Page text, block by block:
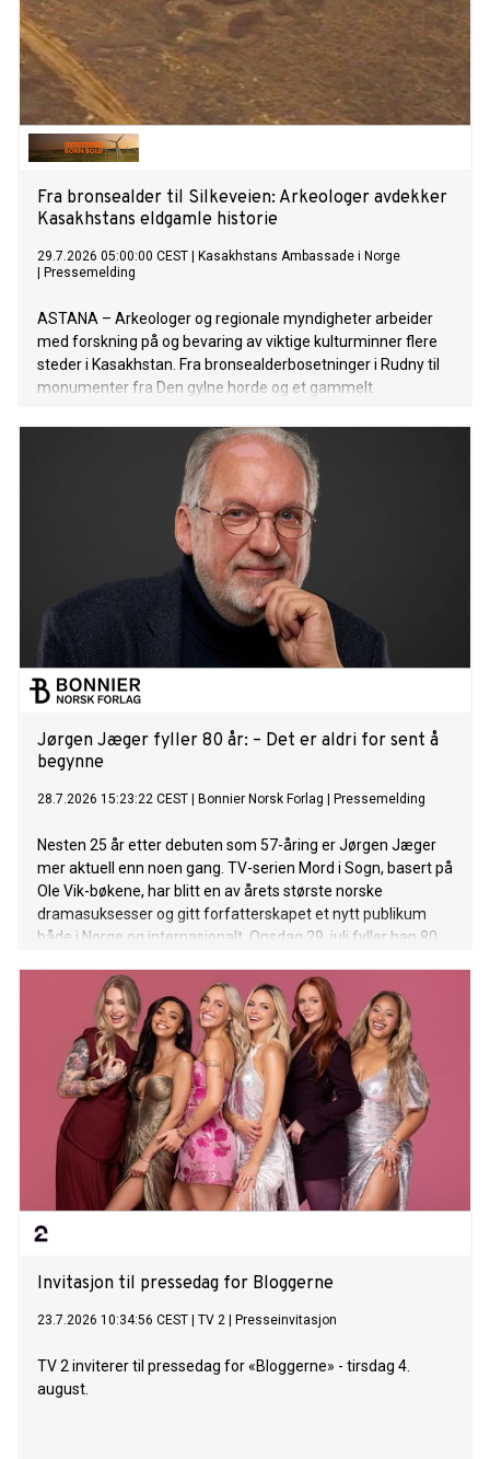
Fra bronsealder til Silkeveien: Arkeologer avdekker
Kasakhstans eldgamle historie
29.7.2026 05:00:00 CEST
Kasakhstans Ambassade i Norge
Pressemelding
ASTANA – Arkeologer og regionale myndigheter arbeider
med forskning på og bevaring av viktige kulturminner flere
steder i Kasakhstan. Fra bronsealderbosetninger i Rudny til
monumenter fra Den gylne horde og et gammelt
kunnskap om landets arkeologiske arv og bidrar til langsiktig
Jørgen Jæger fyller 80 år: – Det er aldri for sent å
begynne
28.7.2026 15:23:22 CEST Bonnier Norsk Forlag Pressemelding
Nesten 25 år etter debuten som 57-åring er Jørgen Jæger
mer aktuell enn noen gang. TV-serien Mord i Sogn, basert på
Ole Vik-bøkene, har blitt en av årets største norske
dramasuksesser og gitt forfatterskapet et nytt publikum
både i Norge og internasjonalt. Onsdag 29. juli fyller han 80
Invitasjon til pressedag for Bloggerne
23.7.2026 10:34:56 CEST TV 2 Presseinvitasjon
TV 2 inviterer til pressedag for «Bloggerne» - tirsdag 4.
august.